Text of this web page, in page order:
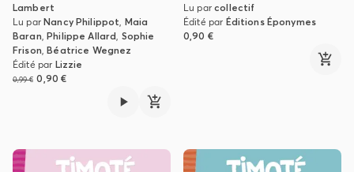
Lambert
Lu parNancy Philippot, Maia
Baran,Philippe Allard, Sophie
Frison,Béatrice Wegnez
Édité par Lizzie
0,99 € 0,90 €
Lu parcollectif
Édité par Éditions Éponymes
0,90 €